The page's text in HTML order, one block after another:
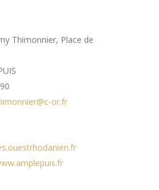
Thimonnier, Place de
or.fr